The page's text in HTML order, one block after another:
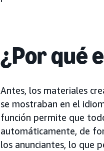
¿Por qué
Antes, los materiales
se mostraban en el
función permite que
automáticamente, de
los anunciantes, lo que